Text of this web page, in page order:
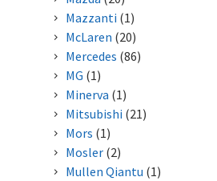
Mazzanti (1)
McLaren (20)
Mercedes (86)
MG (1)
Minerva (1)
Mitsubishi (21)
Mors (1)
Mosler(2)
Mullen Qiantu (1)